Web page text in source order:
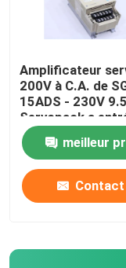
Amplificateur
200V à C.A. de
15ADS - 230V
Servopack a
ampères
meilleur
Contact